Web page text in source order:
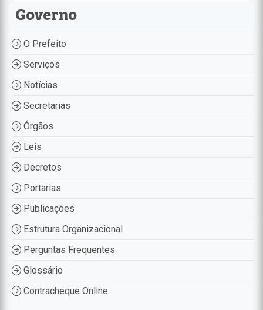
Governo
O Prefeito
Serviços
Notícias
Secretarias
Órgãos
Leis
Decretos
Portarias
Publicações
Estrutura Organizacional
Perguntas Frequentes
Glossário
Contracheque Online